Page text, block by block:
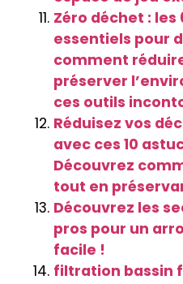
Zéro déchet : les
essentiels pour
comment
préserver
ces outils
Réduisez vos
avec ces 10
Découvrez
tout en
Découvrez les
pros pour un
facile !
filtration bassin